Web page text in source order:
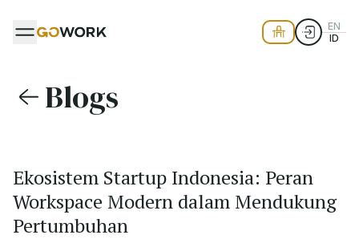
EN
ID
Blogs
Ekosistem Startup Indonesia: Peran
Workspace Modern dalam Mendukung
Pertumbuhan